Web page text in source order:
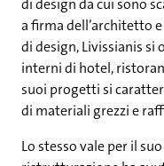
di design da cui sono
a firma dell’architetto
di design, Livissianis si
interni di hotel,
suoi progetti si
di materiali grezzi e
Lo stesso vale per il